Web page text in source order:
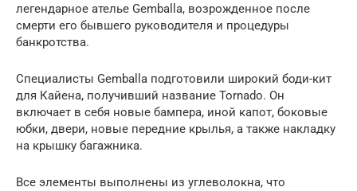
легендарное ателье Gemballa, возрожденное после
смерти его бывшего руководителя и процедуры
банкротства.
Специалисты Gemballa подготовили широкий боди-кит
для Кайена, получивший название Tornado. Он
включает в себя новые бампера, иной капот, боковые
юбки, двери, новые передние крылья, а также накладку
на крышку багажника.
Все элементы выполнены из углеволокна, что